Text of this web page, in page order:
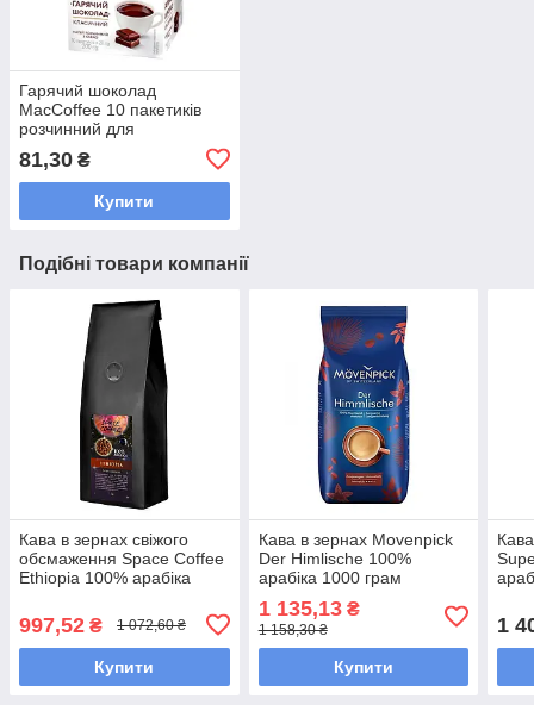
Гарячий шоколад
MacCoffee 10 пакетиків
розчинний для
81,30 ₴
Купити
Подібні товари компанії
Кава в зернах свіжого
обсмаження Space Coffee
Ethiopia 100% арабіка
997,52 ₴ 1 072,60 ₴
Купити
Кава в зернах Movenpick
Der Himlische 100%
арабіка 1000 грам
1 135,13₴
1 158,30 ₴
Купити
1